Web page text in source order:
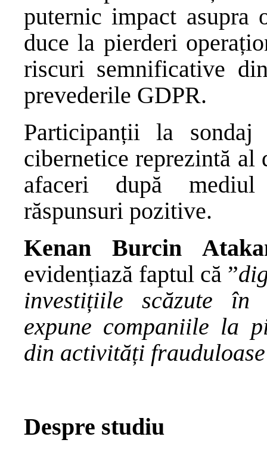
puternic impact asupra
duce la pierderi
riscuri semnificative
prevederile GDPR.
Participanții la
cibernetice reprezintă
afaceri după
răspunsuri pozitive.
Kenan Burcin
evidențiază faptul că ”
investițiile scăzute în
expune companiile la
din activități
Despre studiu